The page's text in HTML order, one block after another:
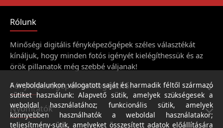
Rólunk
Minőségi digitális fényképezőgépek széles választékát
kínáljuk, hogy minden fotós igényét kielégíthessük és az
örök pillanatok még szebbé váljanak!
Fényképezőgépek és kiegészítői
Nyomtatók
A weboldalunkon válogatott saját és harmadik féltől származó
sütiket használunk: Alapvető sütik, amelyek szükségesek a
weboldal használatához; funkcionális sütik, amelyek
könnyebben használhatók a weboldal használatakor;
teljesítmény-sütik, amelyeket összesített adatok előállítására